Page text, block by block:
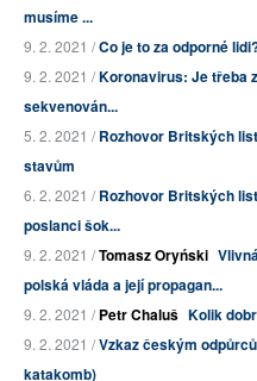
musíme ...
9. 2. 2021 /Co je to za odporné
9. 2. 2021 /Koronavirus: Je třeba
sekvenován...
5. 2. 2021 /Rozhovor Britských
stavům
6. 2. 2021 /Rozhovor Britských
poslanci šok...
9. 2. 2021 /Tomasz Oryński
polská vláda a její propagan...
9. 2. 2021 /Petr Chaluš Kolik
9. 2. 2021 /Vzkaz českým
katakomb)